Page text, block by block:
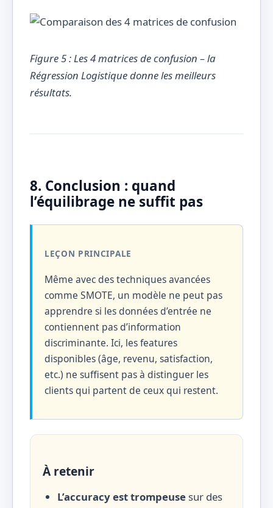
Figure 5 : Les 4 matrices de confusion – la
Régression Logistique donne les meilleurs
résultats.
8. Conclusion : quand
l’équilibrage ne suffit pas
LEÇON PRINCIPALE
Même avec des techniques avancées
comme SMOTE, un modèle ne peut pas
apprendre si les données d’entrée ne
contiennent pas d’information
discriminante. Ici, les features
disponibles (âge, revenu, satisfaction,
etc.) ne suffisent pas à distinguer les
clients qui partent de ceux qui restent.
À retenir
L’accuracy est trompeuse sur des